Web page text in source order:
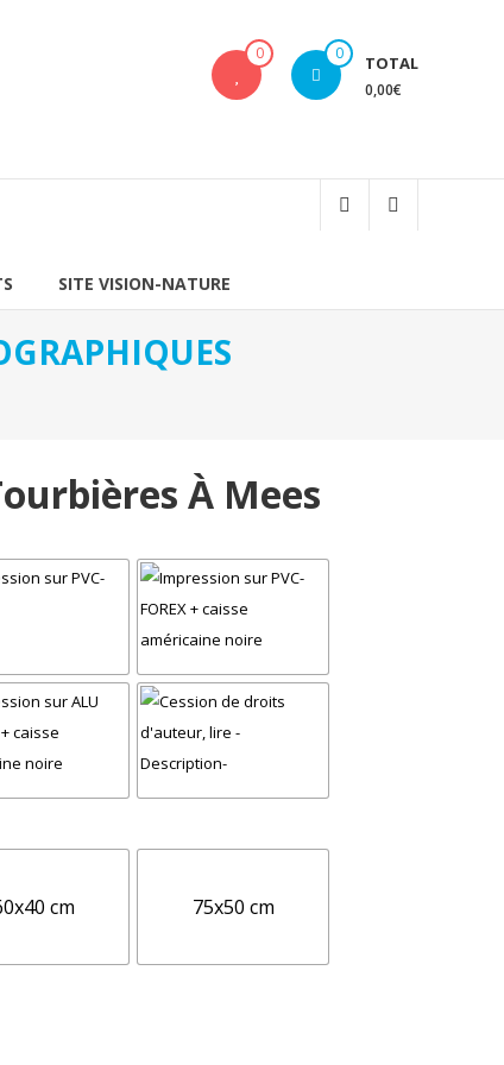
0 0 TOTAL
0,00€
SITE VISION-NATURE
À Mees
cm 75x50 cm